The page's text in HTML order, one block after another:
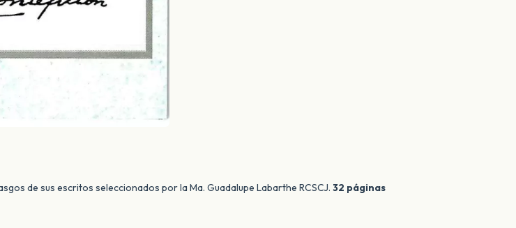
de sus escritos seleccionados por la Ma. Guadalupe Labarthe RCSCJ. 32 páginas